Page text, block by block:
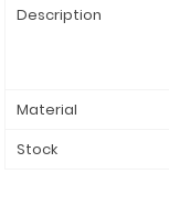
Description
Material
Stock